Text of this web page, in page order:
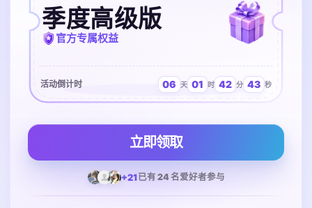
季度高级版
官方专属权益
活动倒计时 06 天 01 时 42 分 43 秒
立即领取
+21已有 24 名爱好者参与